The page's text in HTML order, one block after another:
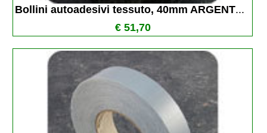
Bollini autoadesivi tessuto, 40mm ARGENT...
€ 51,70